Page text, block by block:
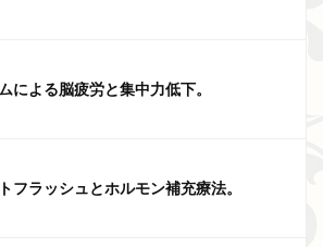
による脳疲労と集中力低下。
フラッシュとホルモン補充療法。